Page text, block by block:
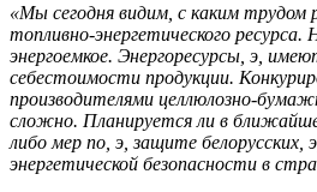
«Мы сегодня видим, с каким
топливно-энергетического
энергоемкое. Энергоресурсы, э,
себестоимости продукции.
производителями целлюлозно-
сложно. Планируется ли в
либо мер по, э, защите белорусских,
энергетической безопасности в